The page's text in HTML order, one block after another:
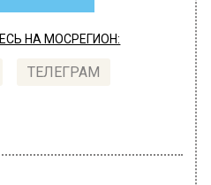
НА МОСРЕГИОН:
ТЕЛЕГРАМ